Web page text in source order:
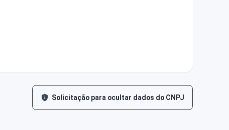
Solicitação para ocultar dados do CNPJ